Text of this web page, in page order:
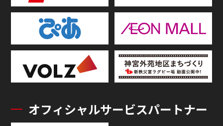
オフィシャルサービスパートナー